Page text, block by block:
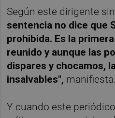
Según este dirigente
sentencia no dice que
prohibida. Es la
reunido y aunque las
dispares y chocamos,
insalvables", manifiesta.
Y cuando este